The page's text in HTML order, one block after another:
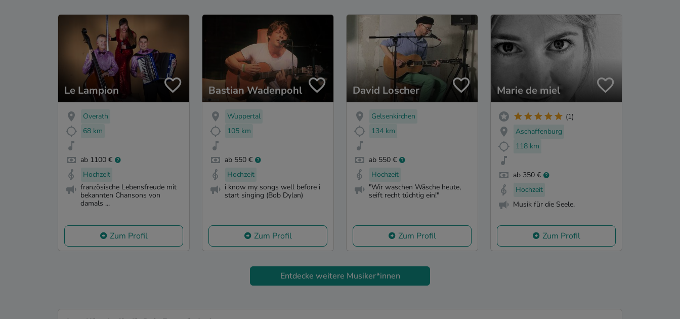
Le Lampion
Overath
68 km
ab 1100 €
Hochzeit
französische Lebensfreude mit
bekannten Chansons von
damals ...
Zum Profil
Bastian Wadenpohl
Wuppertal
105 km
ab 550 €
Hochzeit
i know my songs well before i
start singing (Bob Dylan)
Zum Profil
David Loscher
Gelsenkirchen
134 km
ab 550 €
Hochzeit
"Wir waschen Wäsche heute,
seift recht tüchtig ein!"
Zum Profil
Marie de miel
(1)
Aschaffenburg
118 km
ab 350 €
Hochzeit
Musik für die Seele.
Zum Profil
Entdecke weitere Musiker*innen